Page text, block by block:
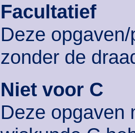
Facultatief
Deze
zonder de
Niet voor C
Deze opgaven